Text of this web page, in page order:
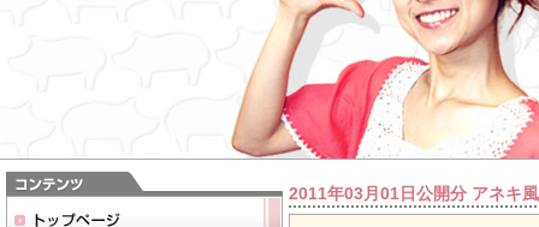
2011年03月01日公開分 アネキ